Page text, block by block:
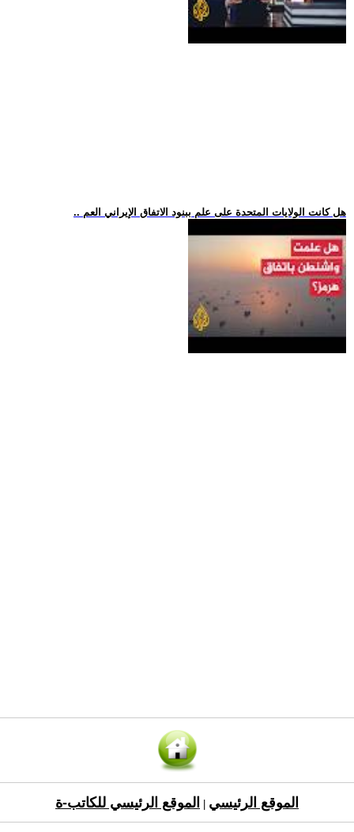
.. هل كانت الولايات المتحدة على علم ببنود الاتفاق الإيراني العم
الموقع الرئيسي الموقع الرئيسي للكاتب-ة